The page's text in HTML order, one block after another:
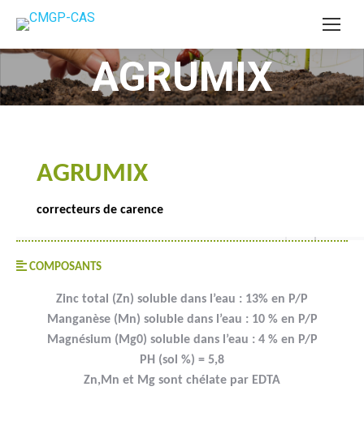
AGRUMIX
Vous êtes ici :
AGRUMIX
correcteurs de carence
COMPOSANTS
Zinc total (Zn) soluble dans l’eau : 13% en P/P
Manganèse (Mn) soluble dans l’eau : 10 % en P/P
Magnésium (Mg0) soluble dans l’eau : 4 % en P/P
PH (sol %) = 5,8
Zn,Mn et Mg sont chélate par EDTA